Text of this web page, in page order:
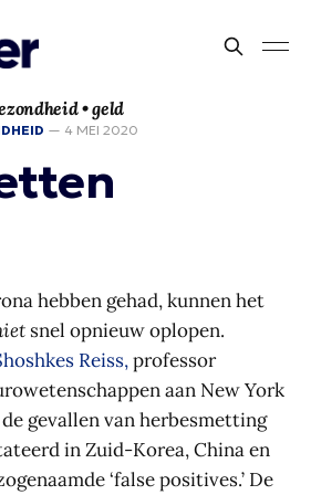
• geld
— 4 MEI 2020
hebben gehad, kunnen het
snel opnieuw oplopen.
Reiss,professor
aan New York
gevallen van herbesmetting
in Zuid-Korea, China en
‘false positives.’ De